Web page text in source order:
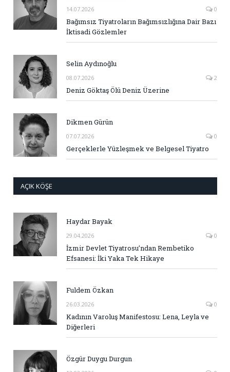
14.07.2026 0
Bağımsız Tiyatroların Bağımsızlığına Dair Bazı
İktisadi Gözlemler
Selin Aydınoğlu
08.07.2026 2
Deniz Göktaş Ölü Deniz Üzerine
Dikmen Gürün
07.07.2026 0
Gerçeklerle Yüzleşmek ve Belgesel Tiyatro
AÇIK KÖŞE
Haydar Bayak
29.04.2026 0
İzmir Devlet Tiyatrosu’ndan Rembetiko
Efsanesi: İki Yaka Tek Hikaye
Fuldem Özkan
26.03.2026 0
Kadının Varoluş Manifestosu: Lena, Leyla ve
Diğerleri
Özgür Duygu Durgun